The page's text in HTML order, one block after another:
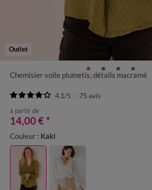
Outlet
Chemisier voile plumetis, détails macramé
4.1/5 - 75 avis
à partir de
14,00 € *
Couleur : Kaki